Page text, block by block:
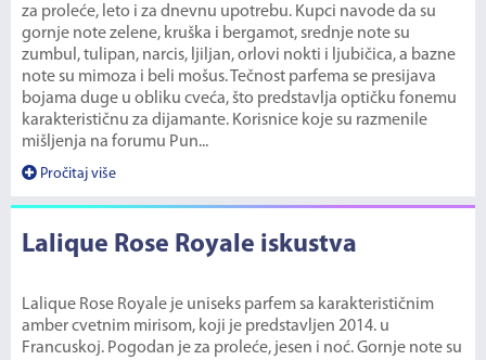
za proleće, leto i za dnevnu upotrebu. Kupci navode da su
gornje note zelene, kruška i bergamot, srednje note su
zumbul, tulipan, narcis, ljiljan, orlovi nokti i ljubičica, a bazne
note su mimoza i beli mošus. Tečnost parfema se presijava
bojama duge u obliku cveća, što predstavlja optičku fonemu
karakterističnu za dijamante. Korisnice koje su razmenile
mišljenja na forumu Pun...
Pročitaj više
Lalique Rose Royale iskustva
Lalique Rose Royale je uniseks parfem sa karakterističnim
amber cvetnim mirisom, koji je predstavljen 2014. u
Francuskoj. Pogodan je za proleće, jesen i noć. Gornje note su